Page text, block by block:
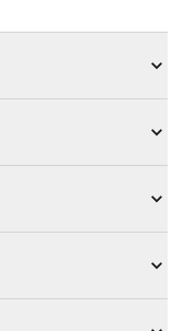
avec angle
facilement à tous
Jeu de clés